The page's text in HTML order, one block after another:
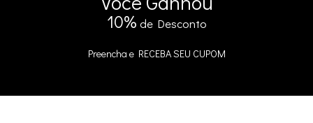
10% de Desconto
Preencha e RECEBA SEU CUPOM